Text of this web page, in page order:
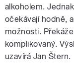
alkoholem.
očekávají hodně,
možnosti.
komplikovaný.
uzavírá Jan Štern.